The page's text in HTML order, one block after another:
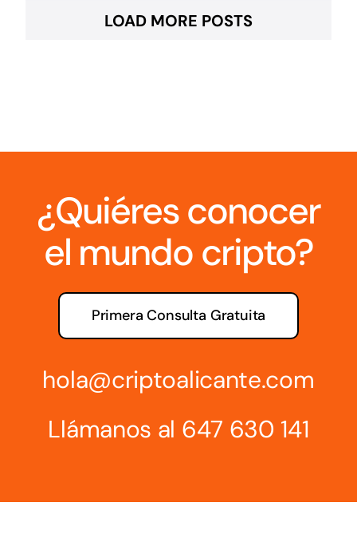
LOAD MORE POSTS
¿Quiéres conocer
el mundo cripto?
Primera Consulta Gratuita
hola@criptoalicante.com
Llámanos al 647 630 141